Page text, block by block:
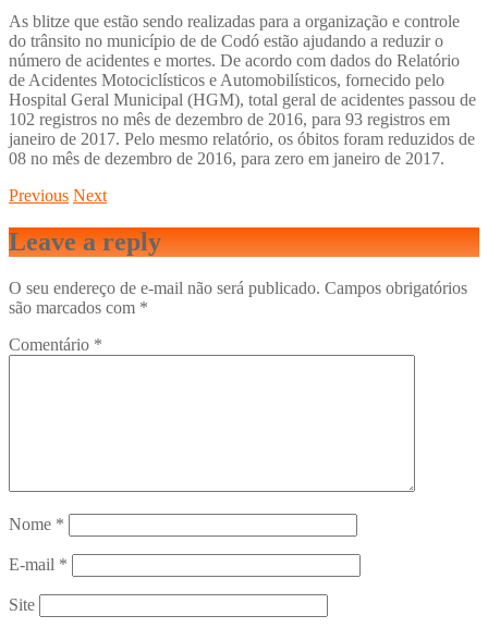
Telegram
As blitze que estão sendo realizadas para a organização e controle
do trânsito no município de de Codó estão ajudando a reduzir o
número de acidentes e mortes. De acordo com dados do Relatório
de Acidentes Motociclísticos e Automobilísticos, fornecido pelo
Hospital Geral Municipal (HGM), total geral de acidentes passou de
102 registros no mês de dezembro de 2016, para 93 registros em
janeiro de 2017. Pelo mesmo relatório, os óbitos foram reduzidos de
08 no mês de dezembro de 2016, para zero em janeiro de 2017.
Previous Next
Leave a reply
O seu endereço de e-mail não será publicado. Campos obrigatórios
são marcados com *
Comentário *
Nome *
E-mail *
Site